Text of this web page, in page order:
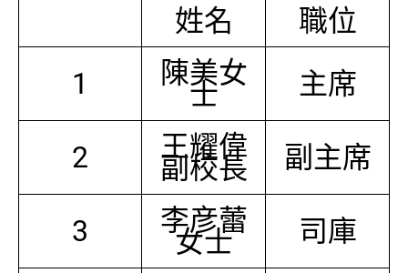
姓名
職位
1
陳美女
士 主席
2 王耀偉
副校長 副主席
3 李彦蕾
女士 司庫